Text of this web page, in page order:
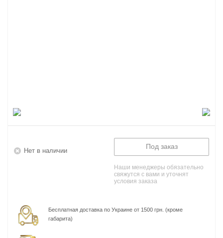
Нет в наличии
Под заказ
Наши менеджеры обязательно
свяжутся с вами и уточнят
условия заказа
Бесплатная доставка по Украине от 1500 грн. (кроме
габарита)